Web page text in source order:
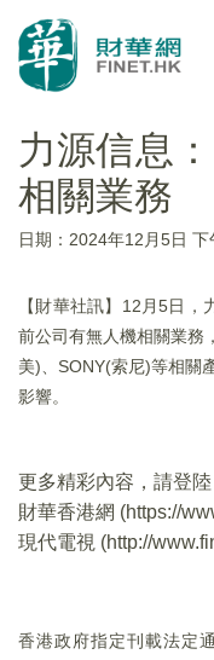
力源信息
相關業務
日期：2024年12月5日 下
【財華社訊】12月5日
前公司有無人機相關業務
美)、SONY(索尼)等相關
影響。
更多精彩內容，請登陸
財華香港網 (https://
現代電視 (http://
香港政府指定刊載法定